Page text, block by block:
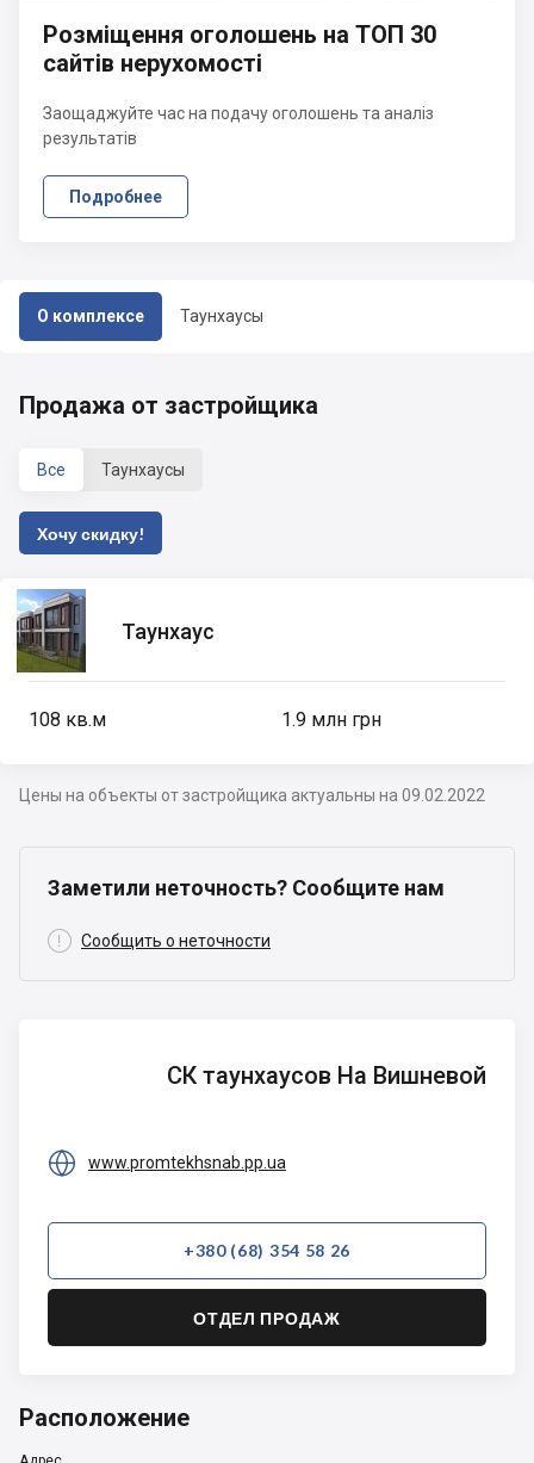
О комплексе Таунхаусы
Розміщення оголошень на ТОП 30
сайтів нерухомості
Заощаджуйте час на подачу оголошень та аналіз
результатів
Подробнее
Продажа от застройщика
Все Таунхаусы
Хочу скидку!
Таунхаус
108 кв.м 1.9 млн грн
Цены на объекты от застройщика актуальны на 09.02.2022
Заметили неточность? Сообщите нам
 Сообщить о неточности
СК таунхаусов На Вишневой
 www.promtekhsnab.pp.ua
+380 (68) 354 58 26
ОТДЕЛ ПРОДАЖ
Расположение